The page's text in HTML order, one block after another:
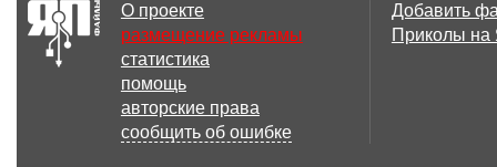
О проекте
размещение рекламы
статистика
помощь
авторские права
сообщить об ошибке
Добавить
Приколы